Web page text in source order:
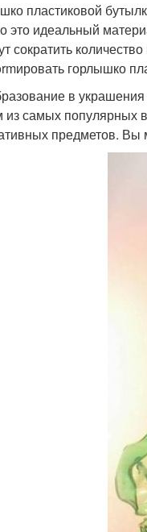
пластиковой
это идеальный
сократить
горлышко
в украшения
самых популярных
предметов. Вы